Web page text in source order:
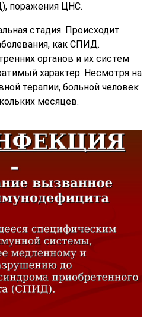
поражения ЦНС.
стадия. Происходит
как СПИД.
органов и их систем
характер. Несмотря на
терапии, больной человек
месяцев.